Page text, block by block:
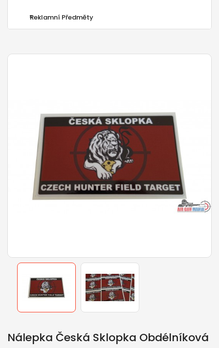
Reklamní Předměty
Nálepka Česká Sklopka Obdélníková